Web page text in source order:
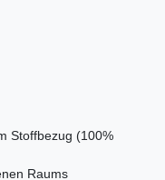
Stoffbezug (100%
Raums